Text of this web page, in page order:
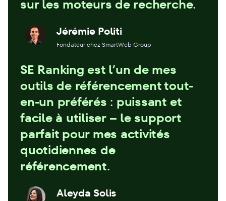
sur les moteurs de recherche.
Jérémie Politi
Fondateur chez SmartWeb Group
SE Ranking est l’un de mes
outils de référencement tout-
en-un préférés : puissant et
facile à utiliser – le support
parfait pour mes activités
quotidiennes de
référencement.
Aleyda Solis